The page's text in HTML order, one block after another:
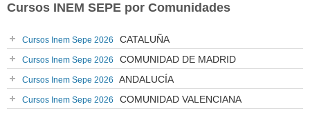
Cursos INEM SEPE por Comunidades
Cursos Inem Sepe 2026 CATALUÑA
Cursos Inem Sepe 2026 COMUNIDAD DE MADRID
Cursos Inem Sepe 2026 ANDALUCÍA
Cursos Inem Sepe 2026 COMUNIDAD VALENCIANA